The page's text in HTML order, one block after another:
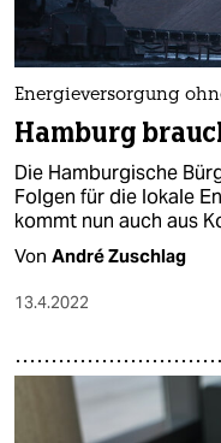
Energieversorgung
Hamburg
Die Hamburgische
Folgen für die lokale
kommt nun auch aus
Von André Zuschlag
13.4.2022